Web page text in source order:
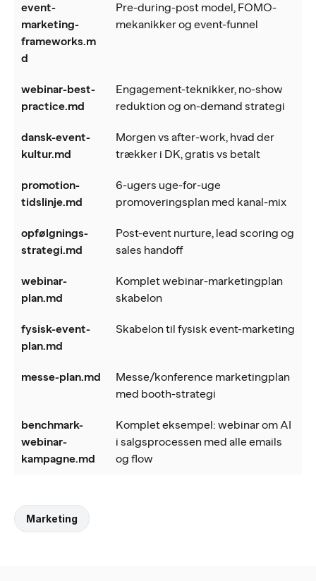
event-
marketing-
frameworks.m
d
Pre-during-post model, FOMO-
mekanikker og event-funnel
webinar-best-
practice.md
Engagement-teknikker, no-show
reduktion og on-demand strategi
dansk-event-
kultur.md
Morgen vs after-work, hvad der
trækker i DK, gratis vs betalt
promotion-
tidslinje.md
6-ugers uge-for-uge
promoveringsplan med kanal-mix
opfølgnings-
strategi.md
Post-event nurture, lead scoring og
sales handoff
webinar-
plan.md
Komplet webinar-marketingplan
skabelon
fysisk-event-
plan.md
Skabelon til fysisk event-marketing
messe-plan.md
Messe/konference marketingplan
med booth-strategi
benchmark-
webinar-
kampagne.md
Komplet eksempel: webinar om AI
i salgsprocessen med alle emails
og flow
Marketing